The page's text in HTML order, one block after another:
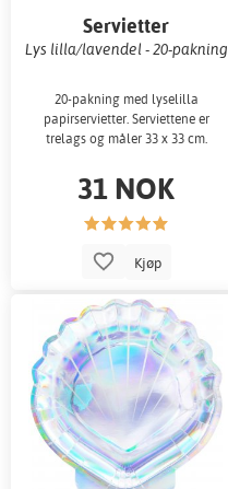
Servietter
Lys lilla/lavendel - 20-pakning
20-pakning med lyselilla
papirservietter. Serviettene er
trelags og måler 33 x 33 cm.
31 NOK
Kjøp